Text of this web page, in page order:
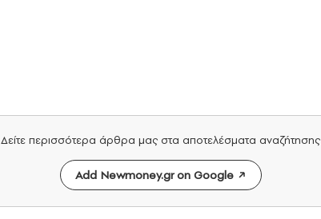
Δείτε περισσότερα άρθρα μας στα αποτελέσματα αναζήτησης
Add Newmoney.gr on Google